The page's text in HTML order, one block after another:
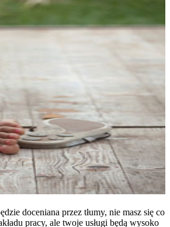
doceniana przez tłumy, nie masz się co
pracy, ale twoje usługi będą wysoko